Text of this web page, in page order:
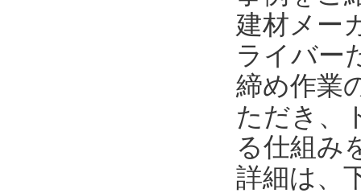
建材メー
ライバー
締め作業
ただき、
る仕組み
詳細は、